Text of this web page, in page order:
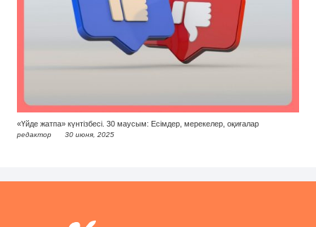
«Үйде жатпа» күнтізбесі. 30 маусым: Есімдер, мерекелер, оқиғалар
редактор 30 июня, 2025